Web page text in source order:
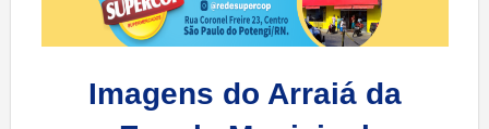
Imagens do Arraiá da